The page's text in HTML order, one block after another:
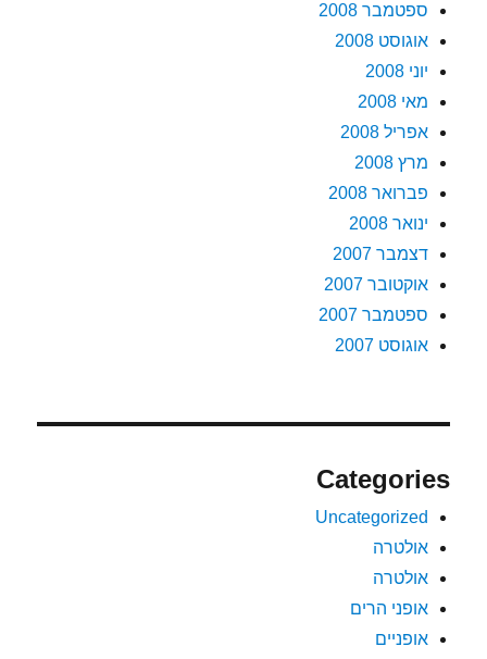
ספטמבר 2008
אוגוסט 2008
יוני 2008
מאי 2008
אפריל 2008
מרץ 2008
פברואר 2008
ינואר 2008
דצמבר 2007
אוקטובר 2007
ספטמבר 2007
אוגוסט 2007
Categories
Uncategorized
אולטרה
אולטרה
אופני הרים
אופניים